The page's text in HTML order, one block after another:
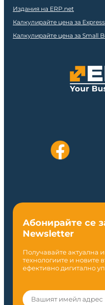
Издания на ERP.net
Калкулирайте цена за Express
Калкулирайте цена за Small
Абонирайте се
Newsletter
Получавайте актуална
технологиите и новите
ефективно дигитално